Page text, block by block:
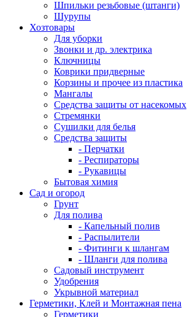
Шпильки резьбовые (штанги)
Шурупы
Хозтовары
Для уборки
Звонки и др. электрика
Ключницы
Коврики придверные
Корзины и прочее из пластика
Мангалы
Средства защиты от насекомых
Стремянки
Сушилки для белья
Средства защиты
- Перчатки
- Респираторы
- Рукавицы
Бытовая химия
Сад и огород
Грунт
Для полива
- Капельный полив
- Распылители
- Фитинги к шлангам
- Шланги для полива
Садовый инструмент
Удобрения
Укрывной материал
Герметики, Клей и Монтажная пена
Герметики